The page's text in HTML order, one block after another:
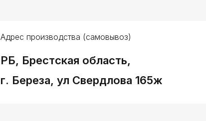
Адрес производства (самовывоз)
РБ, Брестская область,
г. Береза, ул Свердлова 165ж